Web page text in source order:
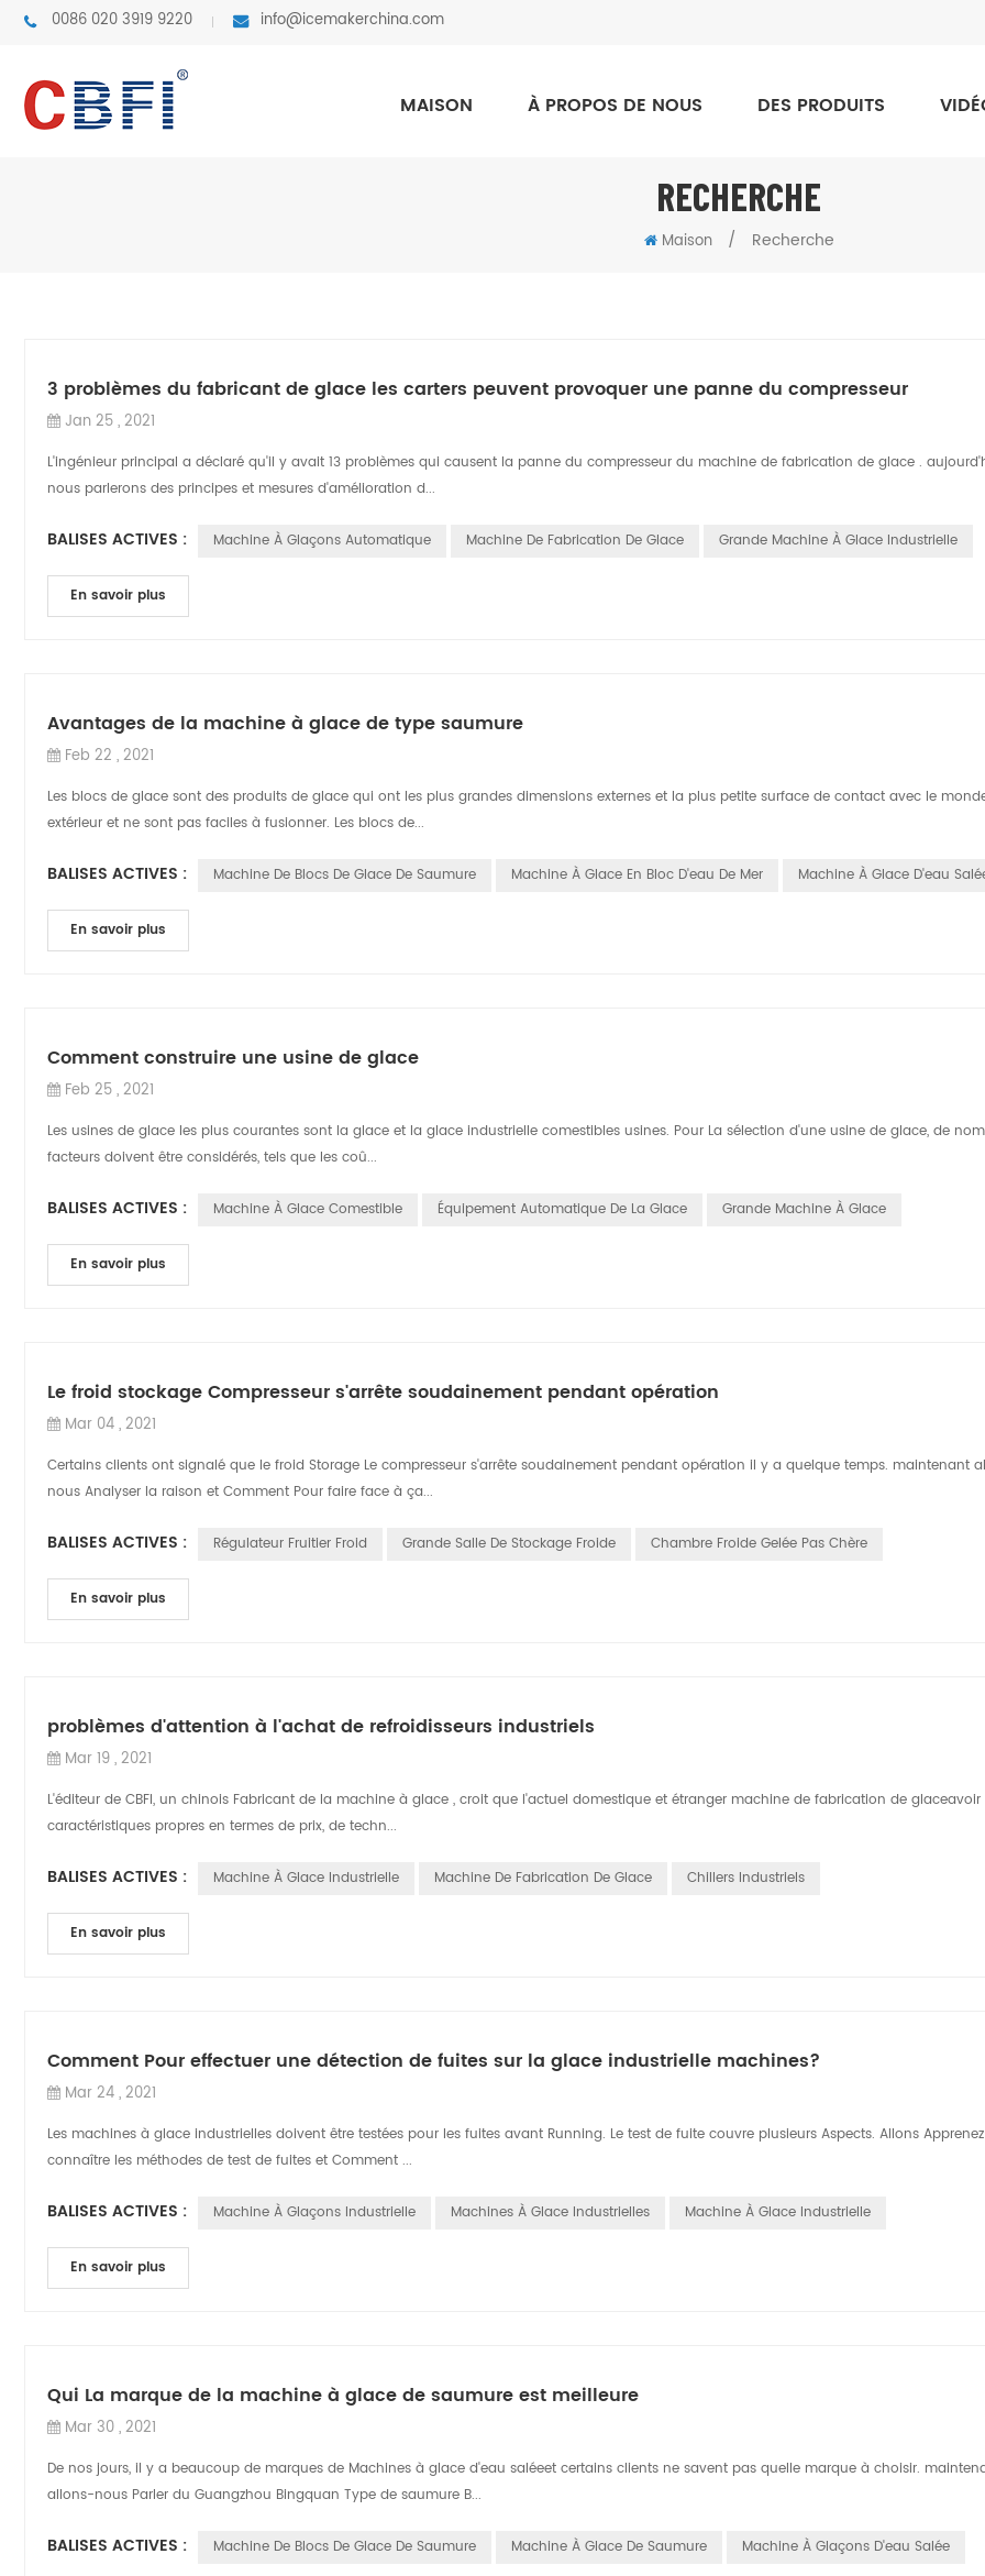
0086 020 3919 9220 info@icemakerchina.com
MAISON À PROPOS DE NOUS DES PRODUITS
RECHERCHE
Maison / Recherche
3 problèmes du fabricant de glace les carters peuvent provoquer une panne du compresseur
Jan 25 , 2021
L'ingénieur principal a déclaré qu'il y avait 13 problèmes qui causent la panne du compresseur du machine de fabrication de glace .
nous parlerons des principes et mesures d'amélioration d...
BALISES ACTIVES : Machine À Glaçons Automatique Machine De Fabrication De Glace Grande Machine À Glace Industrielle
En savoir plus
Avantages de la machine à glace de type saumure
Feb 22 , 2021
Les blocs de glace sont des produits de glace qui ont les plus grandes dimensions externes et la plus petite surface de contact avec le
extérieur et ne sont pas faciles à fusionner. Les blocs de...
BALISES ACTIVES : Machine De Blocs De Glace De Saumure Machine À Glace En Bloc D'eau De Mer Machine À Glace D'eau
En savoir plus
Comment construire une usine de glace
Feb 25 , 2021
Les usines de glace les plus courantes sont la glace et la glace industrielle comestibles usines. Pour La sélection d'une usine de glace, de
facteurs doivent être considérés, tels que les coû...
BALISES ACTIVES : Machine À Glace Comestible Équipement Automatique De La Glace Grande Machine À Glace
En savoir plus
Le froid stockage Compresseur s'arrête soudainement pendant opération
Mar 04 , 2021
Certains clients ont signalé que le froid Storage Le compresseur s'arrête soudainement pendant opération il y a quelque temps. maintenant
nous Analyser la raison et Comment Pour faire face à ça...
BALISES ACTIVES : Régulateur Fruitier Froid Grande Salle De Stockage Froide Chambre Froide Gelée Pas Chère
En savoir plus
problèmes d'attention à l'achat de refroidisseurs industriels
Mar 19 , 2021
L'éditeur de CBFI, un chinois Fabricant de la machine à glace , croit que l'actuel domestique et étranger machine de fabrication de glaceavoir
caractéristiques propres en termes de prix, de techn...
BALISES ACTIVES : Machine À Glace Industrielle Machine De Fabrication De Glace Chillers Industriels
En savoir plus
Comment Pour effectuer une détection de fuites sur la glace industrielle machines?
Mar 24 , 2021
Les machines à glace industrielles doivent être testées pour les fuites avant Running. Le test de fuite couvre plusieurs Aspects. Allons
connaître les méthodes de test de fuites et Comment ...
BALISES ACTIVES : Machine À Glaçons Industrielle Machines À Glace Industrielles Machine À Glace Industrielle
En savoir plus
Qui La marque de la machine à glace de saumure est meilleure
Mar 30 , 2021
De nos jours, il y a beaucoup de marques de Machines à glace d'eau saléeet certains clients ne savent pas quelle marque à choisir.
allons-nous Parler du Guangzhou Bingquan Type de saumure B...
BALISES ACTIVES : Machine De Blocs De Glace De Saumure Machine À Glace De Saumure Machine À Glaçons D'eau Salée